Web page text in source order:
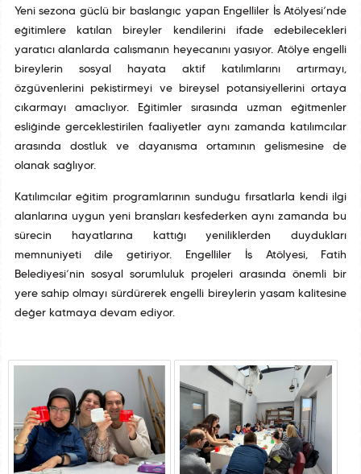
Yeni sezona güçlü bir başlangıç yapan Engelliler İş Atölyesi’nde
eğitimlere katılan bireyler kendilerini ifade edebilecekleri
yaratıcı alanlarda çalışmanın heyecanını yaşıyor. Atölye engelli
bireylerin sosyal hayata aktif katılımlarını artırmayı,
özgüvenlerini pekiştirmeyi ve bireysel potansiyellerini ortaya
çıkarmayı amaçlıyor. Eğitimler sırasında uzman eğitmenler
eşliğinde gerçekleştirilen faaliyetler aynı zamanda katılımcılar
arasında dostluk ve dayanışma ortamının gelişmesine de
olanak sağlıyor.
Katılımcılar eğitim programlarının sunduğu fırsatlarla kendi ilgi
alanlarına uygun yeni branşları keşfederken aynı zamanda bu
sürecin hayatlarına kattığı yeniliklerden duydukları
memnuniyeti dile getiriyor. Engelliler İş Atölyesi, Fatih
Belediyesi’nin sosyal sorumluluk projeleri arasında önemli bir
yere sahip olmayı sürdürerek engelli bireylerin yaşam kalitesine
değer katmaya devam ediyor.